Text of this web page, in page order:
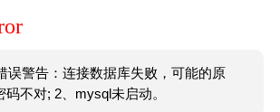
误警告：连接数据库失败，可能的原
码不对; 2、mysql未启动。